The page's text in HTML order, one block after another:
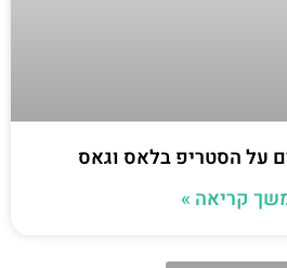
על הסטריפ בלאס וגאס
קריאה »